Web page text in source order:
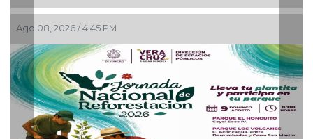
Ago 08, 2026 / 4:45 PM